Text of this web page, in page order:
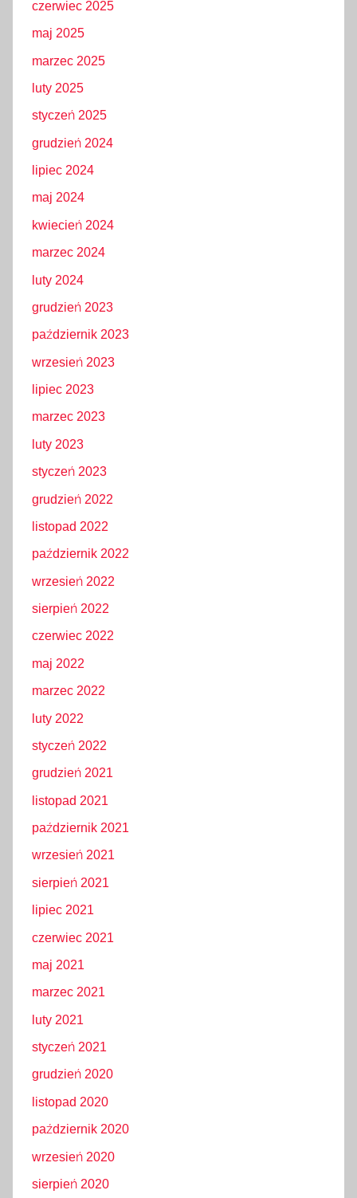
czerwiec 2025
maj 2025
marzec 2025
luty 2025
styczeń 2025
grudzień 2024
lipiec 2024
maj 2024
kwiecień 2024
marzec 2024
luty 2024
grudzień 2023
październik 2023
wrzesień 2023
lipiec 2023
marzec 2023
luty 2023
styczeń 2023
grudzień 2022
listopad 2022
październik 2022
wrzesień 2022
sierpień 2022
czerwiec 2022
maj 2022
marzec 2022
luty 2022
styczeń 2022
grudzień 2021
listopad 2021
październik 2021
wrzesień 2021
sierpień 2021
lipiec 2021
czerwiec 2021
maj 2021
marzec 2021
luty 2021
styczeń 2021
grudzień 2020
listopad 2020
październik 2020
wrzesień 2020
sierpień 2020